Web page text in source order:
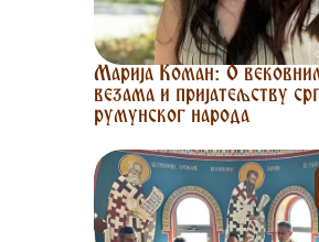
Марија Коман: О
везама и пријатељству
румунског народа